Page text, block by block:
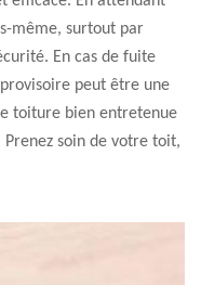
même, surtout par
En cas de fuite
peut être une
toiture bien entretenue
soin de votre toit,